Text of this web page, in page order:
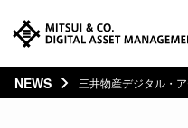
NEWS